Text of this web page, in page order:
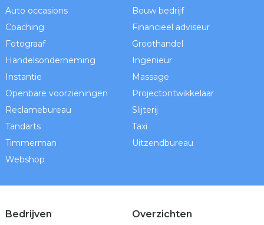
Auto occasions
Bouw bedrijf
Coaching
Financieel adviseur
Fotograaf
Groothandel
Handelsonderneming
Ingenieur
Instantie
Massage
Openbare voorzieningen
Projectontwikkelaar
Reclamebureau
Slijterij
Tandarts
Taxi
Timmerman
Uitzendbureau
Webshop
Bedrijven Overzichten